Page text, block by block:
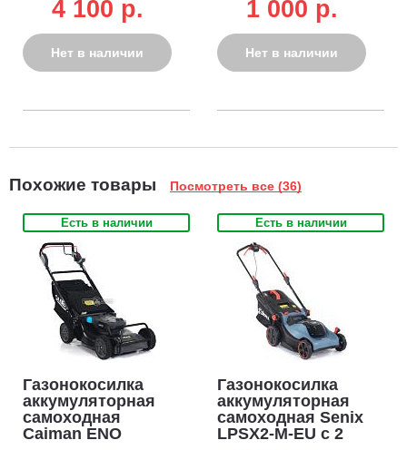
Складная регулируемая по высоте комфортная рукоятка.
Рукоятка с автоматической защелкой - сложение и
раскладывание производится одним движением. Регулировка
рукоятки обеспечивает удобный и нескользящий захват.
4 100 p.
Нет в наличии
1 000 p.
Нет в наличии
Похожие товары Посмотреть все (36)
Есть в наличии
Газонокосилка
аккумуляторная
самоходная
Caiman ENO
Есть в наличии
Газонокосилка
аккумуляторная
самоходная Senix
LPSX2-M-EU с 2